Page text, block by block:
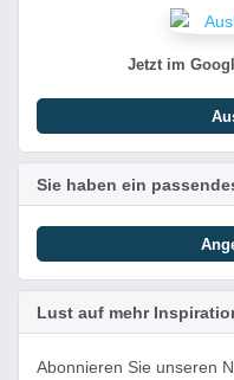
Jetzt im
Sie haben ein
Lust auf mehr
Abonnieren Sie unseren